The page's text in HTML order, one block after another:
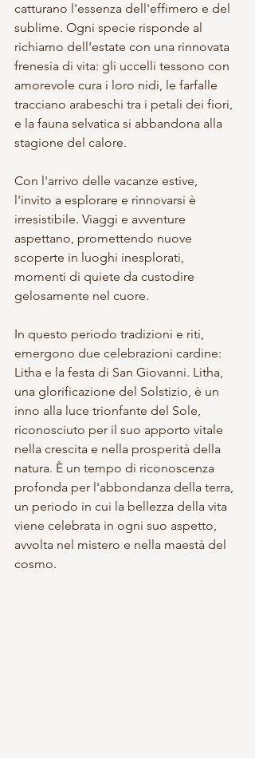
catturano l'essenza dell'effimero e del
sublime. Ogni specie risponde al
richiamo dell'estate con una rinnovata
frenesia di vita: gli uccelli tessono con
amorevole cura i loro nidi, le farfalle
tracciano arabeschi tra i petali dei fiori,
e la fauna selvatica si abbandona alla
stagione del calore.
Con l'arrivo delle vacanze estive,
l'invito a esplorare e rinnovarsi è
irresistibile. Viaggi e avventure
aspettano, promettendo nuove
scoperte in luoghi inesplorati,
momenti di quiete da custodire
gelosamente nel cuore.
In questo periodo tradizioni e riti,
emergono due celebrazioni cardine:
Litha e la festa di San Giovanni. Litha,
una glorificazione del Solstizio, è un
inno alla luce trionfante del Sole,
riconosciuto per il suo apporto vitale
nella crescita e nella prosperità della
natura. È un tempo di riconoscenza
profonda per l'abbondanza della terra,
un periodo in cui la bellezza della vita
viene celebrata in ogni suo aspetto,
avvolta nel mistero e nella maestà del
cosmo.